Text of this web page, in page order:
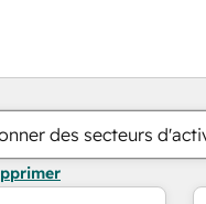
des secteurs